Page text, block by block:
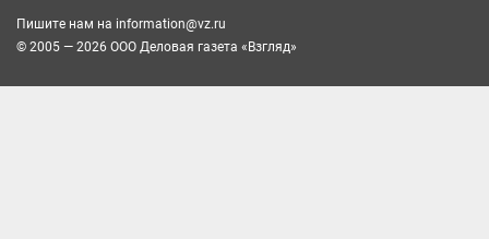
Пишите нам на information@vz.ru
© 2005 — 2026 ООО Деловая газета «Взгляд»